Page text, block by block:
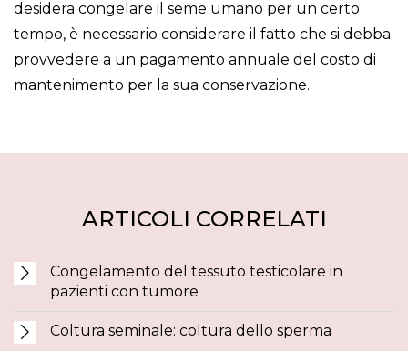
desidera congelare il seme umano per un certo
tempo, è necessario considerare il fatto che si debba
provvedere a un pagamento annuale del costo di
mantenimento per la sua conservazione.
ARTICOLI CORRELATI
Congelamento del tessuto testicolare in
pazienti con tumore
Coltura seminale: coltura dello sperma